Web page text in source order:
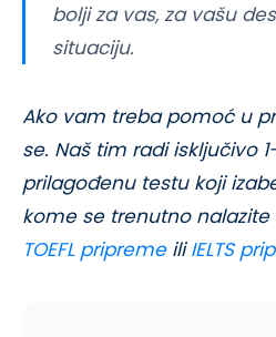
bolji za vas, za vašu
situaciju.
Ako vam treba pomoć u
se. Naš tim radi isključivo
prilagođenu testu koji
kome se trenutno
TOEFL pripremeiliIELTS